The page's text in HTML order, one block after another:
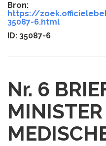
Bron:
https://
35087-6.html
ID: 35087-6
Nr. 6